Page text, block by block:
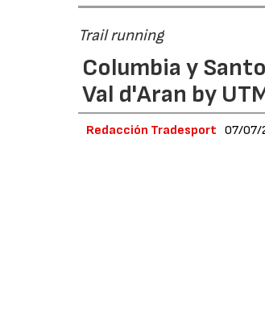
Trail running
Columbia y
Val d'Aran by
Redacción Tradesport 07/07/